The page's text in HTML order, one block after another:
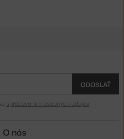
ODOSLAŤ
spracovaním osobných údajov.
O nás